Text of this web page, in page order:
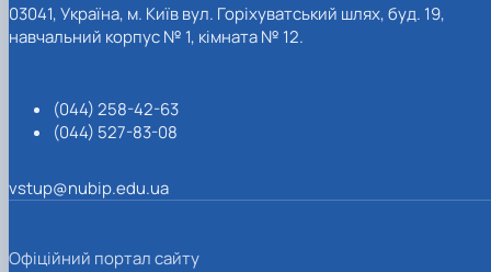
03041, Україна, м. Київ вул. Горіхуватський шлях, буд. 19,
навчальний корпус № 1, кімната № 12.
(044) 258-42-63
(044) 527-83-08
vstup@nubip.edu.ua
Офіційний портал сайту